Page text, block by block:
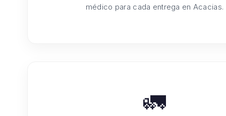
médico para cada entrega en Acacias.
🚛